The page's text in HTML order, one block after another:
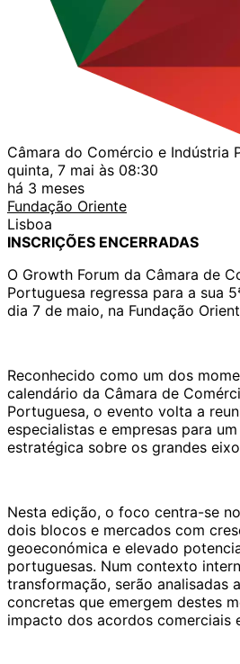
Câmara do Comércio e Indústria
quinta, 7 mai às 08:30
há 3 meses
Fundação Oriente
Lisboa
INSCRIÇÕES ENCERRADAS
O Growth Forum da Câmara de
Portuguesa regressa para a sua
dia 7 de maio, na Fundação
Reconhecido como um dos
calendário da Câmara de
Portuguesa, o evento volta a
especialistas e empresas para
estratégica sobre os grandes
Nesta edição, o foco centra-se
dois blocos e mercados com
geoeconómica e elevado
portuguesas. Num contexto
transformação, serão analisadas
concretas que emergem destes
impacto dos acordos comerciais